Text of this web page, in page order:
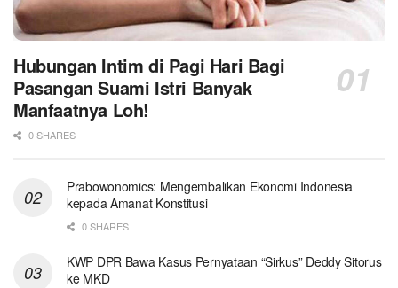
Hubungan Intim di Pagi Hari Bagi
Pasangan Suami Istri Banyak
Manfaatnya Loh!
0 SHARES
Prabowonomics: Mengembalikan Ekonomi Indonesia
kepada Amanat Konstitusi
0 SHARES
KWP DPR Bawa Kasus Pernyataan “Sirkus” Deddy Sitorus
ke MKD